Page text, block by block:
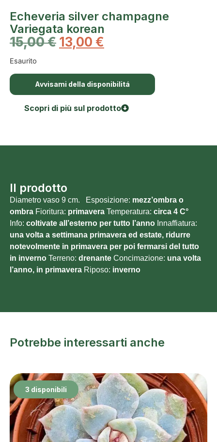
Echeveria silver champagne
Variegata korean
15,00€ 13,00 €
Esaurito
Avvisami della disponibilitá
Scopri di più sul prodotto
Il prodotto
Diametro vaso 9 cm. Esposizione: mezz’ombra o
ombra Fioritura: primavera Temperatura: circa 4 C°
Info: coltivate all’esterno per tutto l’anno Innaffiatura:
una volta a settimana primavera ed estate, ridurre
notevolmente in primavera per poi fermarsi del tutto
in inverno Terreno: drenante Concimazione: una volta
l’anno, in primavera Riposo: inverno
Potrebbe interessarti anche
3 disponibili